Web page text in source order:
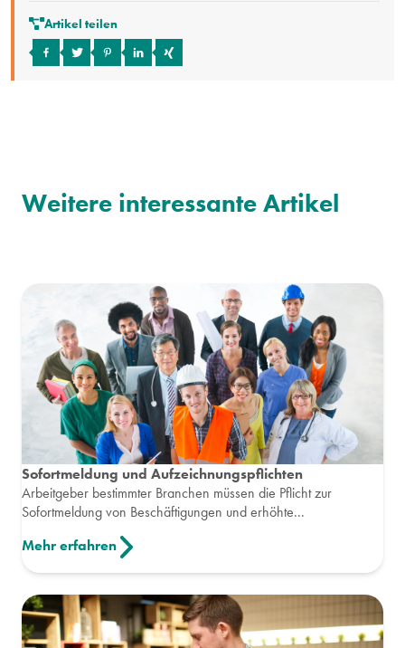
Artikel teilen
Weitere interessante Artikel
Sofortmeldung und Aufzeichnungspflichten
Arbeitgeber bestimmter Branchen müssen die Pflicht zur
Sofortmeldung von Beschäftigungen und erhöhte...
Mehr erfahren